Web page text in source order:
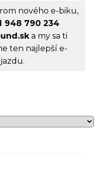
nového e-biku,
948 790 234
a my sa ti
ten najlepší e-